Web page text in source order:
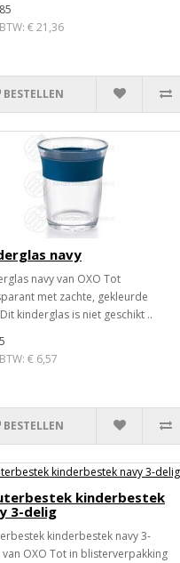
€ 21,36
BESTELLEN
navy
navy van OXO Tot
met zachte, gekleurde
kinderglas is niet geschikt ..
€ 6,57
BESTELLEN
kinderbestek
3-delig
kinderbestek navy 3-
van OXO Tot in blisterverpakking